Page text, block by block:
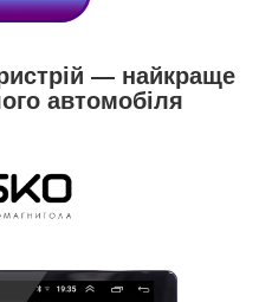
— найкраще
автомобіля